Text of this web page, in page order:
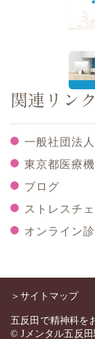
関連リンク
一般社団法
東京都医療
ブログ
ストレスチ
オンライン
＞サイトマップ
五反田で精神科を
© Jメンタル五反